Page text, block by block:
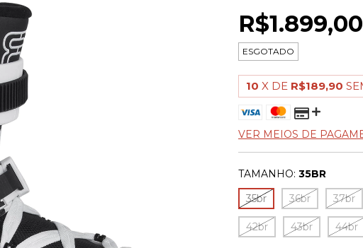
R$1.899,00
ESGOTADO
10 X DE R$189,90
VER MEIOS DE
TAMANHO: 35BR
35br
36br 37br
42br 43br 44br